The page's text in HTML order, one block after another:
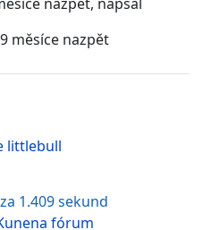
měsíce nazpět
littlebull
1.409 sekund
fórum